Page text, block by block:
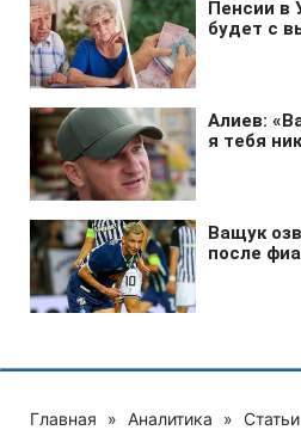
Главная » Аналитика » Статьи